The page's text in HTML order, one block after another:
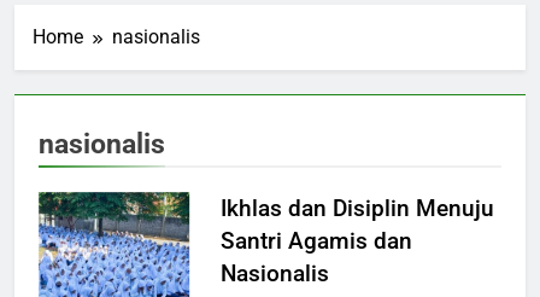
Home nasionalis
nasionalis
Ikhlas dan Disiplin Menuju
Santri Agamis dan
Nasionalis